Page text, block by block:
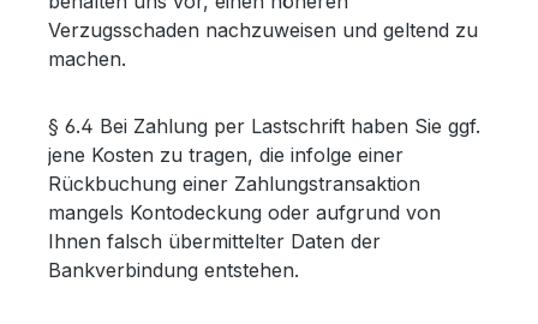
Verzugsschaden nachzuweisen und geltend zu
machen.
§ 6.4 Bei Zahlung per Lastschrift haben Sie ggf.
jene Kosten zu tragen, die infolge einer
Rückbuchung einer Zahlungstransaktion
mangels Kontodeckung oder aufgrund von
Ihnen falsch übermittelter Daten der
Bankverbindung entstehen.